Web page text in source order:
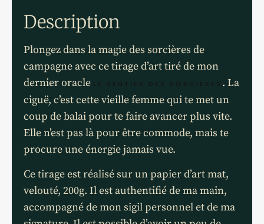
Description
Plongez dans la magie des sorcières de
campagne avec ce tirage d’art tiré de mon
dernier oracle
. La
ciguë, c’est cette vieille femme qui te met un
coup de balai pour te faire avancer plus vite.
Elle n’est pas là pour être commode, mais te
procure une énergie jamais vue.
Ce tirage est réalisé sur un papier d’art mat,
velouté, 200g. Il est authentifié de ma main,
accompagné de mon sigil personnel et de ma